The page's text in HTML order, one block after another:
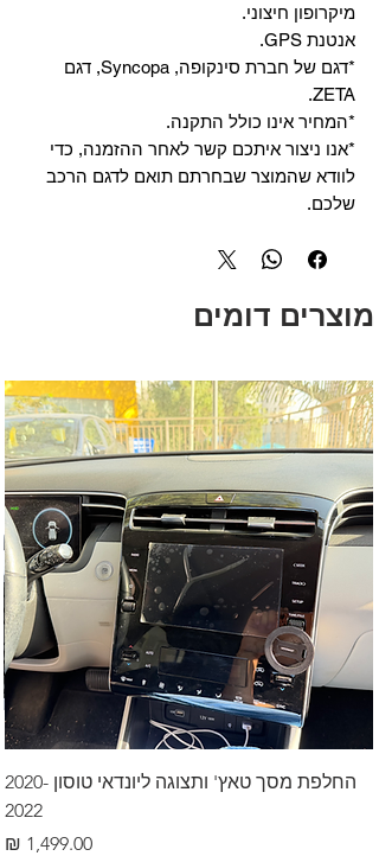
מיקרופון חיצוני.
אנטנת GPS.
*דגם של חברת סינקופה, Syncopa, דגם
ZETA.
*המחיר אינו כולל התקנה.
*אנו ניצור איתכם קשר לאחר ההזמנה, כדי
לוודא שהמוצר שבחרתם תואם לדגם הרכב
שלכם.
מוצרים דומים
החלפת מסך טאץ' ותצוגה ליונדאי טוסון 2020-
2022
מחיר